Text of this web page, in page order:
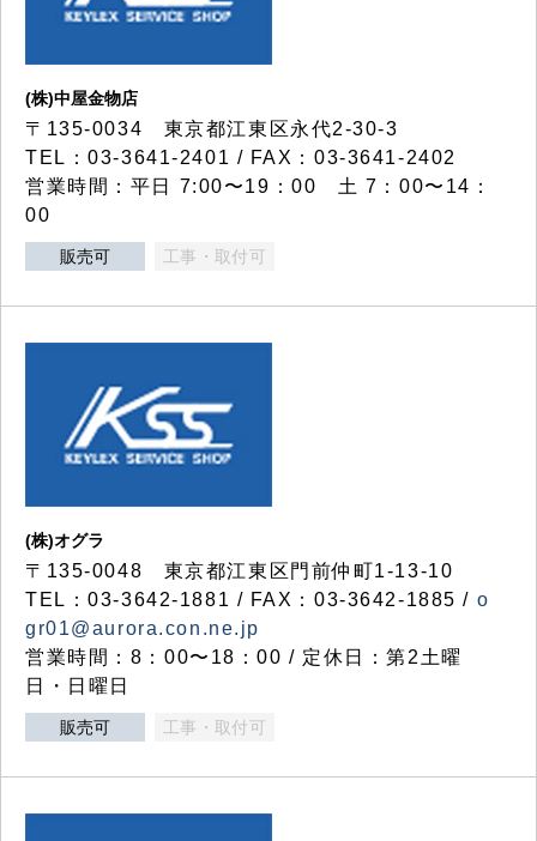
(株)中屋金物店
〒135-0034 東京都江東区永代2-30-3
TEL：03-3641-2401 / FAX：03-3641-2402
営業時間：平日 7:00〜19：00 土 7：00〜14：
00
販売可 工事・取付可
(株)オグラ
〒135-0048 東京都江東区門前仲町1-13-10
TEL：03-3642-1881 / FAX：03-3642-1885 / o
gr01@aurora.con.ne.jp
営業時間：8：00〜18：00 / 定休日：第2土曜
日・日曜日
販売可 工事・取付可